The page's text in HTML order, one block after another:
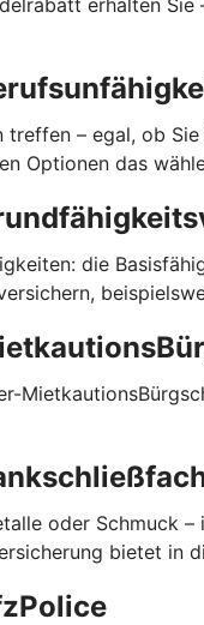
treffen – egal, ob
Optionen das
die
oder Schmuck
bietet in